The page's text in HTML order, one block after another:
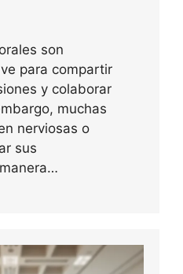
son
para compartir
y colaborar
muchas
nerviosas o
sus